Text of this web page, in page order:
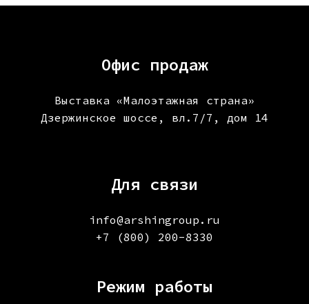
Офис продаж
Выставка «Малоэтажная страна»
Дзержинское шоссе, вл.7/7, дом 14
Для связи
info@arshingroup.ru
+7 (800) 200-8330
Режим работы